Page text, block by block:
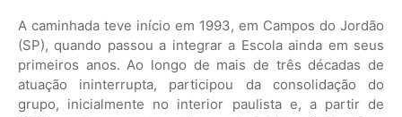
A caminhada teve início em 1993, em Campos do Jordão
(SP), quando passou a integrar a Escola ainda em seus
primeiros anos. Ao longo de mais de três décadas de
atuação ininterrupta, participou da consolidação do
grupo, inicialmente no interior paulista e, a partir de